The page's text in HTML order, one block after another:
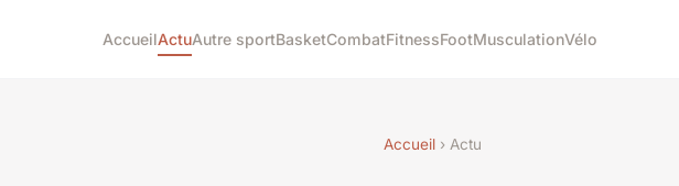
AccueilActuAutre sportBasketCombatFitnessFootMusculationVélo
Accueil› Actu